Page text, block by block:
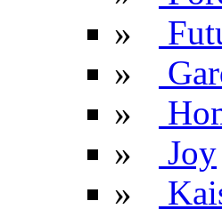
»
»
»
»
Joy
»